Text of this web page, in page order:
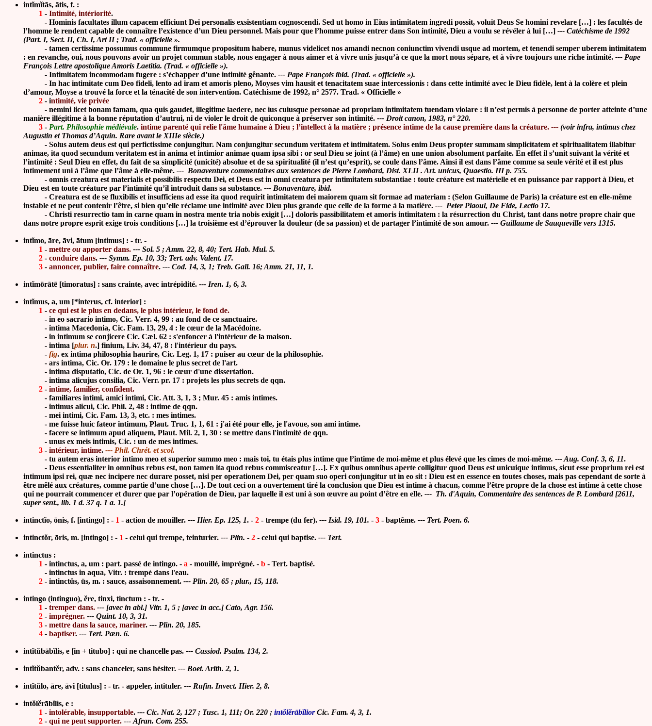
intĭmĭtās, ātis, f. :
1 - Intimité, intériorité.
- Hominis facultates illum capacem efficiunt Dei personalis exsistentiam cognoscendi. Sed ut homo in Eius intimitatem ingredi possit, voluit Deus Se homini revelare […] : les facultés de
l’homme le rendent capable de connaître l’existence d’un Dieu personnel. Mais pour que l’homme puisse entrer dans Son intimité, Dieu a voulu se révéler à lui […] --- Catéchisme de 1992
(Part. I, Sect. II, Ch. I, Art II ; Trad. « officielle ».
- tamen certissime possumus commune firmumque propositum habere, munus videlicet nos amandi necnon coniunctim vivendi usque ad mortem, et tenendi semper uberem intimitatem
: en revanche, oui, nous pouvons avoir un projet commun stable, nous engager à nous aimer et à vivre unis jusqu’à ce que la mort nous sépare, et à vivre toujours une riche intimité. --- Pape
François Lettre apostolique Amoris Laetitia. (Trad. « officielle »).
- Intimitatem incommodam fugere : s’échapper d’une intimité gênante. --- Pape François ibid. (Trad. « officielle »).
- In hac intimitate cum Deo fideli, lento ad iram et amoris pleno, Moyses vim hausit et tenacitatem suae intercessionis : dans cette intimité avec le Dieu fidèle, lent à la colère et plein
d’amour, Moyse a trouvé la force et la ténacité de son intervention. Catéchisme de 1992, n° 2577. Trad. « Officielle »
2 - intimité, vie privée
- nemini licet bonam famam, qua quis gaudet, illegitime laedere, nec ius cuiusque personae ad propriam intimitatem tuendam violare : il n’est permis à personne de porter atteinte d’une
manière illégitime à la bonne réputation d’autrui, ni de violer le droit de quiconque à préserver son intimité. --- Droit canon, 1983, n° 220.
3 - Part. Philosophie médiévale. intime parenté qui relie l'âme humaine à Dieu ; l’intellect à la matière ; présence intime de la cause première dans la créature. --- (voir infra, intimus chez
Augustin et Thomas d’Aquin. Rare avant le XIIIe siècle.)
- Solus autem deus est qui perfictissime conjungitur. Nam conjungitur secundum veritatem et intimitatem. Solus enim Deus propter summam simplicitatem et spiritualitatem illabitur
animae, ita quod secundum veritatem est in anima et intimior animae quam ipsa sibi : or seul Dieu se joint (à l’âme) en une union absolument parfaite. En effet il s’unit suivant la vérité et
l’intimité : Seul Dieu en effet, du fait de sa simplicité (unicité) absolue et de sa spiritualité (il n’est qu’esprit), se coule dans l’âme. Ainsi il est dans l’âme comme sa seule vérité et il est plus
intimement uni à l’âme que l’âme à elle-même. --- Bonaventure commentaires aux sentences de Pierre Lombard, Dist. XLII . Art. unicus, Quaestio. III p. 755.
- omnis creatura est materialis et possibilis respectu Dei, et Deus est in omni creatura per intimitatem substantiae : toute créature est matérielle et en puissance par rapport à Dieu, et
Dieu est en toute créature par l’intimité qu’il introduit dans sa substance. --- Bonaventure, ibid.
- Creatura est de se fluxibilis et insufficiens ad esse ita quod requirit intimitatem dei maiorem quam sit formae ad materiam : (Selon Guillaume de Paris) la créature est en elle-même
instable et ne peut contenir l’être, si bien qu’elle réclame une intimité avec Dieu plus grande que celle de la forme à la matière. --- Peter Plaoul, De Fide, Lectio 17.
- Christi resurrectio tam in carne quam in nostra mente tria nobis exigit […] doloris passibilitatem et amoris intimitatem : la résurrection du Christ, tant dans notre propre chair que
dans notre propre esprit exige trois conditions […] la troisième est d’éprouver la douleur (de sa passion) et de partager l’intimité de son amour. --- Guillaume de Sauqueville vers 1315.
intĭmo, āre, āvi, ātum [intimus] : - tr. -
1 - mettre ou apporter dans. --- Sol. 5 ; Amm. 22, 8, 40; Tert. Hab. Mul. 5.
2 - conduire dans. --- Symm. Ep. 10, 33; Tert. adv. Valent. 17.
3 - annoncer, publier, faire connaître. --- Cod. 14, 3, 1; Treb. Gall. 16; Amm. 21, 11, 1.
intĭmōrātē [timoratus] : sans crainte, avec intrépidité. --- Iren. 1, 6, 3.
intĭmus, a, um [*interus, cf. interior] :
1 - ce qui est le plus en dedans, le plus intérieur, le fond de.
- in eo sacrario intimo, Cic. Verr. 4, 99 : au fond de ce sanctuaire.
- intima Macedonia, Cic. Fam. 13, 29, 4 : le cœur de la Macédoine.
- in intimum se conjicere Cic. Cæl. 62 : s'enfoncer à l'intérieur de la maison.
- intima [plur. n.] finium, Liv. 34, 47, 8 : l'intérieur du pays.
- fig. ex intima philosophia haurire, Cic. Leg. 1, 17 : puiser au cœur de la philosophie.
- ars intima, Cic. Or. 179 : le domaine le plus secret de l'art.
- intima disputatio, Cic. de Or. 1, 96 : le cœur d'une dissertation.
- intima alicujus consilia, Cic. Verr. pr. 17 : projets les plus secrets de qqn.
2 - intime, familier, confident.
- familiares intimi, amici intimi, Cic. Att. 3, 1, 3 ; Mur. 45 : amis intimes.
- intimus alicui, Cic. Phil. 2, 48 : intime de qqn.
- mei intimi, Cic. Fam. 13, 3, etc. : mes intimes.
- me fuisse huic fateor intimum, Plaut. Truc. 1, 1, 61 : j'ai été pour elle, je l'avoue, son ami intime.
- facere se intimum apud aliquem, Plaut. Mil. 2, 1, 30 : se mettre dans l'intimité de qqn.
- unus ex meis intimis, Cic. : un de mes intimes.
3 - intérieur, intime. --- Phil. Chrét. et scol.
- tu autem eras interior intimo meo et superior summo meo : mais toi, tu étais plus intime que l’intime de moi-même et plus élevé que les cimes de moi-même. --- Aug. Conf. 3, 6, 11.
- Deus essentialiter in omnibus rebus est, non tamen ita quod rebus commisceatur […]. Ex quibus omnibus aperte colligitur quod Deus est unicuique intimus, sicut esse proprium rei est
intimum ipsi rei, quæ nec incipere nec durare posset, nisi per operationem Dei, per quam suo operi conjungitur ut in eo sit : Dieu est en essence en toutes choses, mais pas cependant de sorte à
être mêlé aux créatures, comme partie d’une chose […]. De tout ceci on a ouvertement tiré la conclusion que Dieu est intime à chacun, comme l’être propre de la chose est intime à cette chose
qui ne pourrait commencer et durer que par l’opération de Dieu, par laquelle il est uni à son œuvre au point d’être en elle. --- Th. d'Aquin, Commentaire des sentences de P. Lombard [2611,
super sent., lib. 1 d. 37 q. 1 a. 1.]
intinctĭo, ōnis, f. [intingo] : - 1 - action de mouiller. --- Hier. Ep. 125, 1. - 2 - trempe (du fer). --- Isid. 19, 101. - 3 - baptême. --- Tert. Poen. 6.
intinctŏr, ōris, m. [intingo] : - 1 - celui qui trempe, teinturier. --- Plin. - 2 - celui qui baptise. --- Tert.
intinctus :
1 - intinctus, a, um : part. passé de intingo. - a - mouillé, imprégné. - b - Tert. baptisé.
- intinctus in aqua, Vitr. : trempé dans l'eau.
2 - intinctŭs, ūs, m. : sauce, assaisonnement. --- Plin. 20, 65 ; plur., 15, 118.
intingo (intinguo), ĕre, tinxi, tinctum : - tr. -
1 - tremper dans. --- [avec in abl.] Vitr. 1, 5 ; [avec in acc.] Cato, Agr. 156.
2 - imprégner. --- Quint. 10, 3, 31.
3 - mettre dans la sauce, mariner. --- Plin. 20, 185.
4 - baptiser. --- Tert. Pæn. 6.
intĭtŭbābĭlis, e [in + titubo] : qui ne chancelle pas. --- Cassiod. Psalm. 134, 2.
intĭtŭbantĕr, adv. : sans chanceler, sans hésiter. --- Boet. Arith. 2, 1.
intĭtŭlo, āre, āvi [titulus] : - tr. - appeler, intituler. --- Rufin. Invect. Hier. 2, 8.
intŏlĕrābĭlis, e :
1 - intolérable, insupportable. --- Cic. Nat. 2, 127 ; Tusc. 1, 111; Or. 220 ; intŏlĕrābĭliorCic. Fam. 4, 3, 1.
2 - qui ne peut supporter. --- Afran. Com. 255.